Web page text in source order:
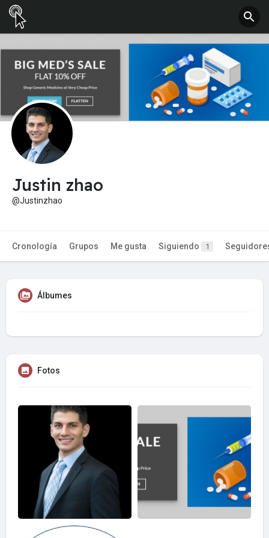
Justin zhao
@Justinzhao
Cronología Grupos Me gusta Siguiendo 1
Álbumes
Fotos